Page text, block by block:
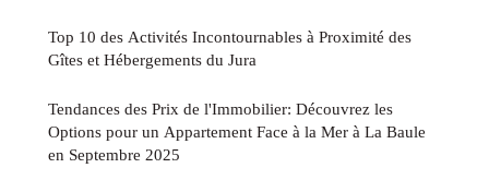
Top 10 des Activités Incontournables à Proximité des
Gîtes et Hébergements du Jura
Tendances des Prix de l'Immobilier: Découvrez les
Options pour un Appartement Face à la Mer à La Baule
en Septembre 2025